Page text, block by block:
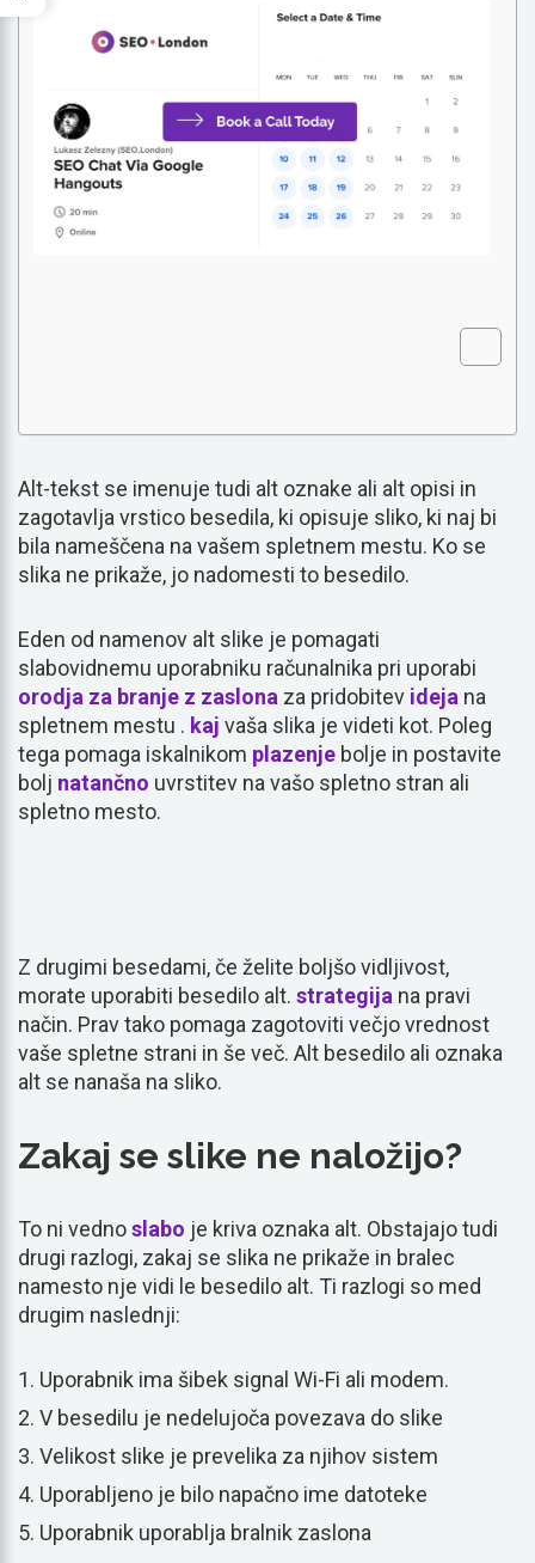
Alt-tekst se imenuje tudi alt oznake ali alt opisi in
zagotavlja vrstico besedila, ki opisuje sliko, ki naj bi
bila nameščena na vašem spletnem mestu. Ko se
slika ne prikaže, jo nadomesti to besedilo.
Eden od namenov alt slike je pomagati
slabovidnemu uporabniku računalnika pri uporabi
orodja za branje z zaslona za pridobitev ideja na
spletnem mestu . kaj vaša slika je videti kot. Poleg
tega pomaga iskalnikom plazenje bolje in postavite
bolj natančno uvrstitev na vašo spletno stran ali
spletno mesto.
Z drugimi besedami, če želite boljšo vidljivost,
morate uporabiti besedilo alt. strategija na pravi
način. Prav tako pomaga zagotoviti večjo vrednost
vaše spletne strani in še več. Alt besedilo ali oznaka
alt se nanaša na sliko.
Zakaj se slike ne naložijo?
To ni vednoslabo je kriva oznaka alt. Obstajajo tudi
drugi razlogi, zakaj se slika ne prikaže in bralec
namesto nje vidi le besedilo alt. Ti razlogi so med
drugim naslednji:
Uporabnik ima šibek signal Wi-Fi ali modem.
V besedilu je nedelujoča povezava do slike
Velikost slike je prevelika za njihov sistem
Uporabljeno je bilo napačno ime datoteke
Uporabnik uporablja bralnik zaslona